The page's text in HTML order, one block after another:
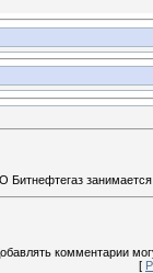
занимается
комментарии
[